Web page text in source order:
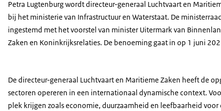
Petra Lugtenburg wordt directeur-generaal Luchtvaart en
bij het ministerie van Infrastructuur en Waterstaat. De
ingestemd met het voorstel van minister Uitermark van
Zaken en Koninkrijksrelaties. De benoeming gaat in op 1 juni
De directeur-generaal Luchtvaart en Maritieme Zaken heeft de
sectoren opereren in een internationaal dynamische context.
plek krijgen zoals economie, duurzaamheid en leefbaarheid